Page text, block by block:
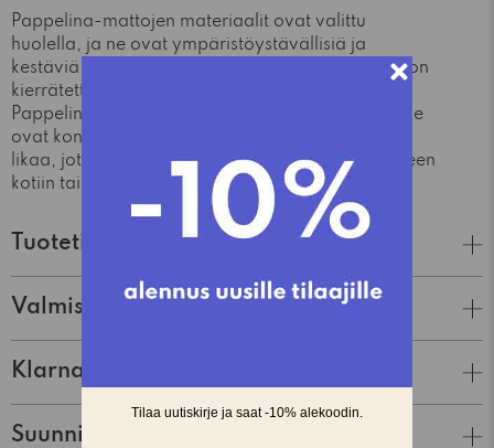
Pappelina-mattojen materiaalit ovat valittu
huolella, ja ne ovat ympäristöystävällisiä ja
kestäviä. Matot valmistetaan polyesteristä, joka on
kierrätettävä materiaali ja myrkytön. Lisäksi
Pappelina-matot ovat erittäin helppohoitoisia - ne
ovat konepestäviä ja kestävät hyvin kulutusta ja
likaa, joten ne ovat erinomainen valinta vilkkaaseen
kotiin tai julkisiin tiloihin.
Tuotetiedot
Valmistaja
Klarna Lasku & Tili
Suunnittelija